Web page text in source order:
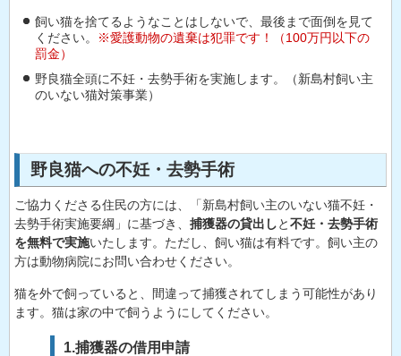
飼い猫を捨てるようなことはしないで、最後まで面倒を見て
ください。
※愛護動物の遺棄は犯罪です！（100万円以下の
罰金）
野良猫全頭に不妊・去勢手術を実施します。（新島村飼い主
のいない猫対策事業）
野良猫への不妊・去勢手術
ご協力くださる住民の方には、「新島村飼い主のいない猫不妊・
去勢手術実施要綱」に基づき、 捕獲器の貸出しと不妊・去勢手術
を無料で実施いたします。ただし、飼い猫は有料です。飼い主の
方は動物病院にお問い合わせください。
猫を外で飼っていると、間違って捕獲されてしまう可能性があり
ます。猫は家の中で飼うようにしてください。
1.捕獲器の借用申請